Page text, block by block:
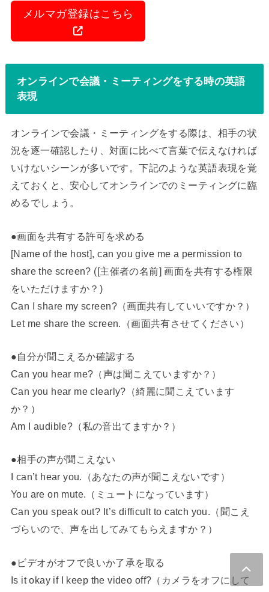
メルマガ登録はこちら
オンラインで会議・ミーティングをする時の英語
表現
オンラインで会議・ミーティングをする際は、相手の状
況を逐一確認したり、対面に比べて言葉で伝えなければ
いけないシーンが多いです。下記のような英語表現を覚
えておくと、安心してオンラインでのミーティングに臨
めるでしょう。
●画面を共有する許可を求める
[Name of the host], can you give me a permission to
share the screen? ([主催者の名前] 画面を共有する権限
をいただけますか？)
Can I share my screen?（画面共有していいですか？）
Let me share the screen.（画面共有させてください）
●自分が聞こえるか確認する
Can you hear me?（声は聞こえていますか？）
Can you hear me clearly?（綺麗に聞こえています
か？）
Am I audible?（私の音出てますか？）
●相手の声が聞こえない
I can’t hear you.（あなたの声が聞こえないです）
You are on mute.（ミュートになっています）
Can you speak out? It’s difficult to catch you.（聞こえ
づらいので、声を出してみてもらえますか？）
●ビデオがオフで良いか了承を取る
Is it okay if I keep the video off?（カメラをオフにして